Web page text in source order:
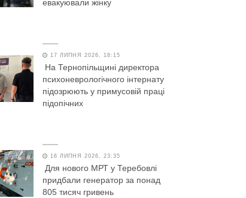
евакуювали жінку
17 ЛИПНЯ 2026, 18:15
На Тернопільщині директора
психоневрологічного інтернату
підозрюють у примусовій праці
підопічних
16 ЛИПНЯ 2026, 23:35
Для нового МРТ у Теребовлі
придбали генератор за понад
805 тисяч гривень